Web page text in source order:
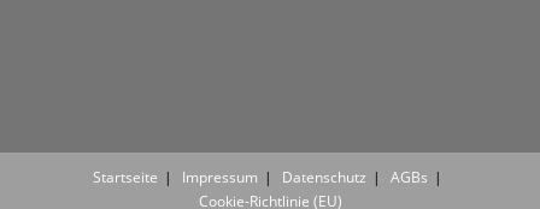
Startseite Impressum Datenschutz
AGBs
Cookie-Richtlinie (EU)